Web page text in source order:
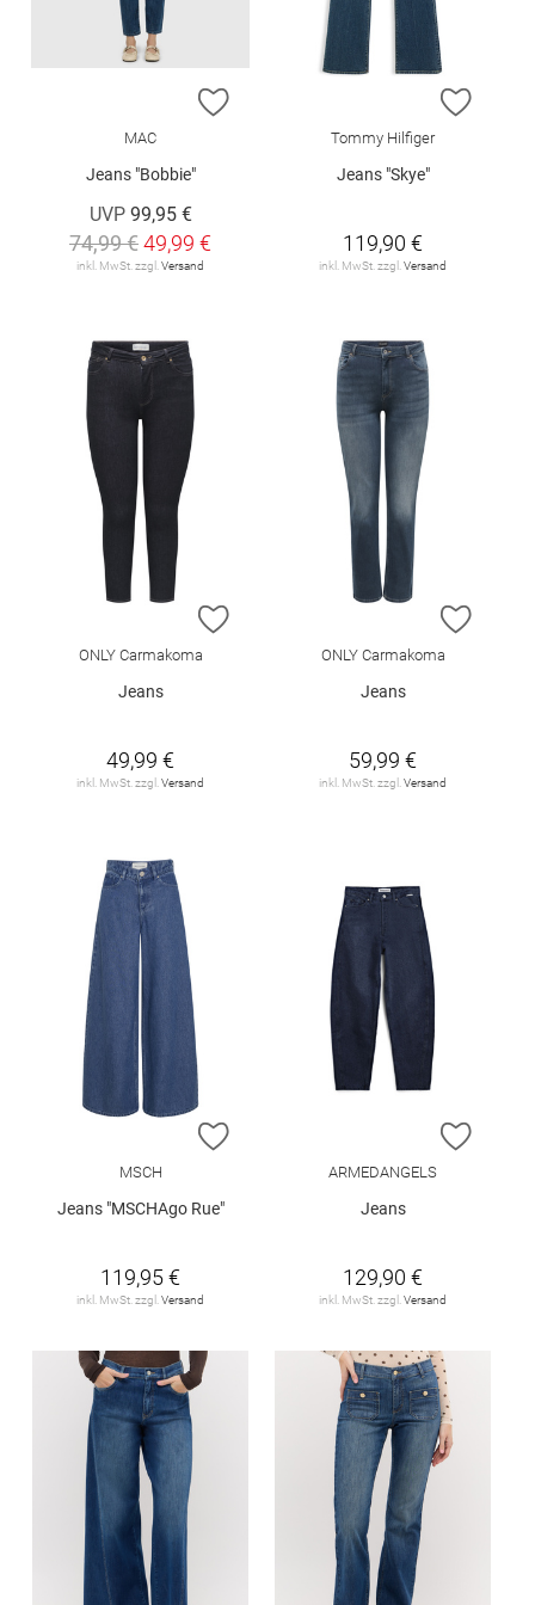
ZUR WUNSCHLISTE HINZUFÜGEN
MAC
Jeans "Bobbie"
UVP 99,95 €
74,99 €49,99 €
inkl. MwSt. zzgl. Versand
ZUR
Tommy Hilfiger
Jeans "Skye"
119,90 €
inkl. MwSt. zzgl. Versand
ZUR WUNSCHLISTE HINZUFÜGEN
ONLY Carmakoma
Jeans
49,99 €
inkl. MwSt. zzgl. Versand
ZUR
ONLY Carmakoma
Jeans
59,99 €
inkl. MwSt. zzgl. Versand
ZUR WUNSCHLISTE HINZUFÜGEN
MSCH
Jeans "MSCHAgo Rue"
119,95 €
inkl. MwSt. zzgl. Versand
ZUR
ARMEDANGELS
Jeans
129,90 €
inkl. MwSt. zzgl. Versand